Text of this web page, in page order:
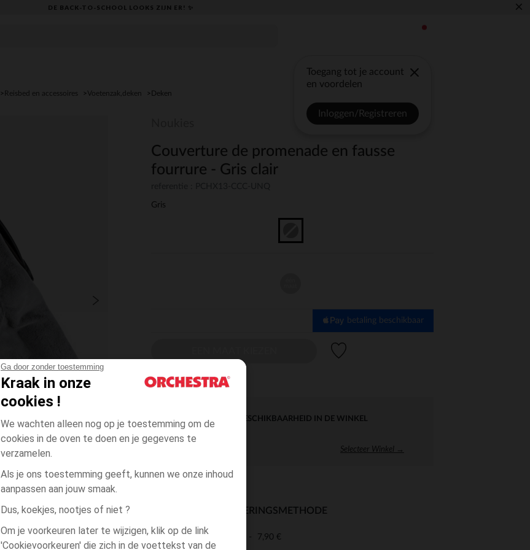
Ga door zonder toestemming
Kraak in onze
cookies !
We wachten alleen nog op je toestemming om de
cookies in de oven te doen en je gegevens te
verzamelen.
Als je ons toestemming geeft, kunnen we onze inhoud
aanpassen aan jouw smaak.
Dus, koekjes, nootjes of niet ?
Om je voorkeuren later te wijzigen, klik op de link
'Cookievoorkeuren' die zich in de voettekst van de
DE BACK-TO-SCHOOL LOOKS ZIJN ER! ✨ ×
Toegang tot je account
en voordelen
Inloggen/Registreren
Reisbed en accessoires Voetenzak,deken Deken
Couverture de promenade en fausse
fourrure - Gris clair
Gris
betaling beschikbaar
DIRECTE BESCHIKBAARHEID IN DE WINKEL
Selecteer Winkel →
BESCHIKBAARE LEVERINGSMETHODE
levering aan huis 7,90 €